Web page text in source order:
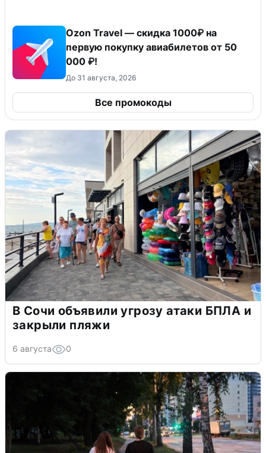
Ozon Travel — скидка 1000₽ на
первую покупку авиабилетов от 50
000 ₽!
До 31 августа, 2026
Все промокоды
В Сочи объявили угрозу атаки БПЛА и
закрыли пляжи
6 августа 0